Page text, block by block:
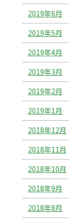
2019年6月
2019年5月
2019年4月
2019年3月
2019年2月
2019年1月
2018年12月
2018年11月
2018年10月
2018年9月
2018年8月